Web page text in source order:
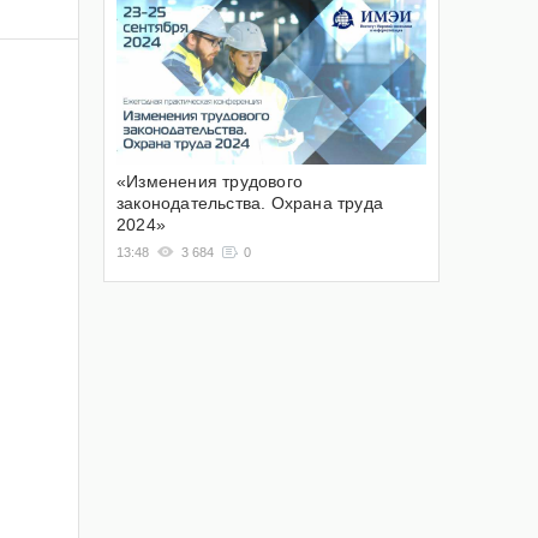
«Изменения трудового
законодательства. Охрана труда
2024»
13:48 3 684 0